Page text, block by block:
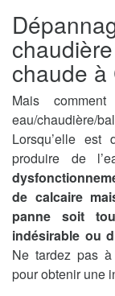
chaude à
Mais
eau/chaudière/
Lorsqu’elle est
produire de
de calcaire
panne soit
indésirable ou
Ne tardez pas
pour obtenir une